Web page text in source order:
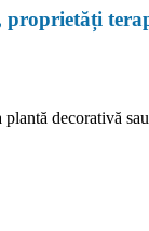
proprietăți
plantă decorativă